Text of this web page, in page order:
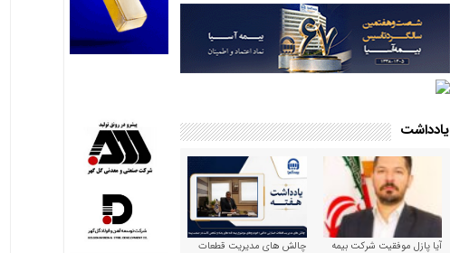
یادداشت
آیا پازل موفقیت شرکت بیمه
چالش های مدیریت قطعات